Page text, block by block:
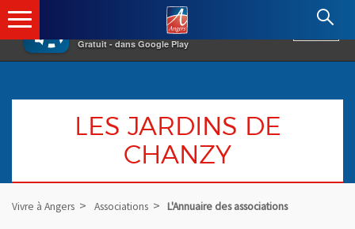
×
Gratuit - dans Google Play
Angers.fr : Retour à l'accueil
LES JARDINS DE
CHANZY
Vivre à Angers Associations L'Annuaire des associations